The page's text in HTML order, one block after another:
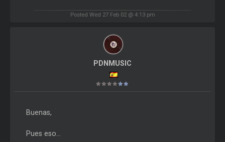
Posted Wed 27 Feb 02 @ 4:13 pm
PDNMUSIC
Buenas,
Pues eso...